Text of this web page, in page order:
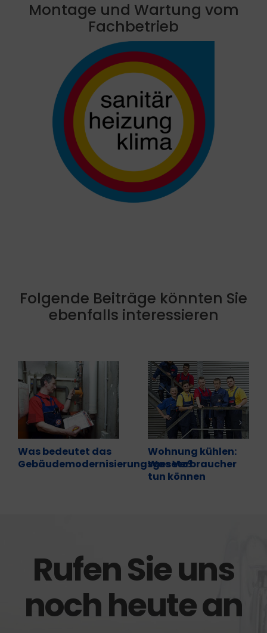
Montage und Wartung vom
Fachbetrieb
Folgende Beiträge könnten Sie
ebenfalls interessieren
Was bedeutet das
Gebäudemodernisierungsgesetz?
Wohnung kühlen:
Was Verbraucher
tun können
Rufen Sie uns
noch heute an